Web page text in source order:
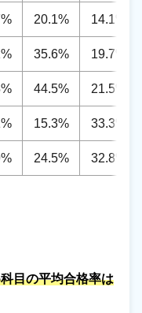
20.1% 14.1%
35.6% 19.7%
44.5% 21.5%
15.3% 33.3%
24.5% 32.8%
目の平均合格率は